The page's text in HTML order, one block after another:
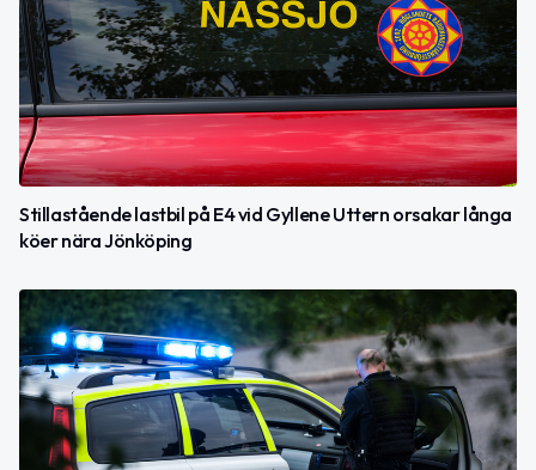
Stillastående lastbil på E4 vid Gyllene Uttern orsakar långa
köer nära Jönköping